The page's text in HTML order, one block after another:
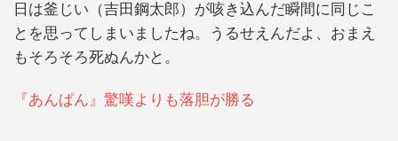
日は釜じい（吉田鋼太郎）が咳き込んだ瞬間に同じこ
とを思ってしまいましたね。うるせえんだよ、おまえ
もそろそろ死ぬんかと。
『あんぱん』驚嘆よりも落胆が勝る